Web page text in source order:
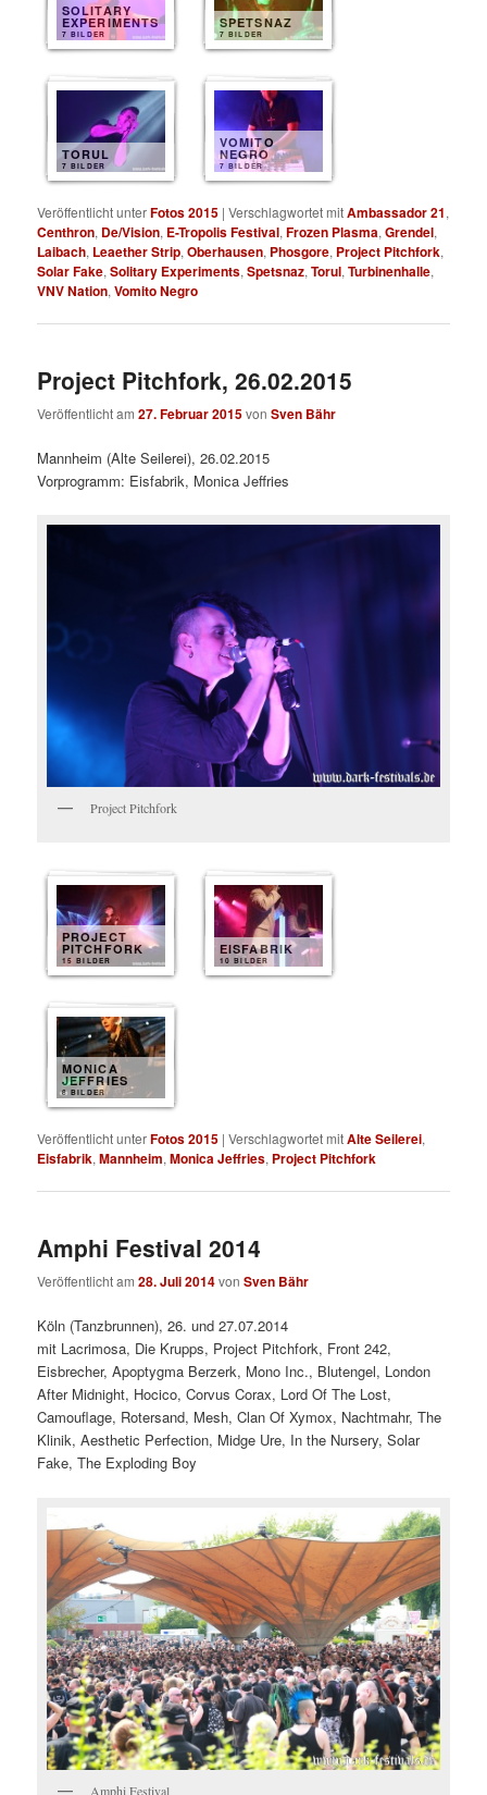
SOLITARY
EXPERIMENTS
7 BILDER
SPETSNAZ
7 BILDER
TORUL
7 BILDER
VOMITO
NEGRO
7 BILDER
Veröffentlicht unterFotos 2015 |Verschlagwortet mitAmbassador 21,
Centhron, De/Vision, E-Tropolis Festival,Frozen Plasma,Grendel,
Laibach, Leaether Strip,Oberhausen, Phosgore, Project Pitchfork,
Solar Fake,Solitary Experiments,Spetsnaz,Torul,Turbinenhalle,
VNV Nation,Vomito Negro
Project Pitchfork, 26.02.2015
Veröffentlicht am27. Februar 2015vonSven Bähr
Mannheim (Alte Seilerei), 26.02.2015
Vorprogramm: Eisfabrik, Monica Jeffries
Project Pitchfork
PROJECT
PITCHFORK
15 BILDER
EISFABRIK
10 BILDER
MONICA
JEFFRIES
8 BILDER
Veröffentlicht unterFotos 2015 |Verschlagwortet mitAlte Seilerei,
Eisfabrik,Mannheim,Monica Jeffries, Project Pitchfork
Amphi Festival 2014
Veröffentlicht am28. Juli 2014vonSven Bähr
Köln (Tanzbrunnen), 26. und 27.07.2014
mit Lacrimosa, Die Krupps, Project Pitchfork, Front 242,
Eisbrecher, Apoptygma Berzerk, Mono Inc., Blutengel, London
After Midnight, Hocico, Corvus Corax, Lord Of The Lost,
Camouflage, Rotersand, Mesh, Clan Of Xymox, Nachtmahr, The
Klinik, Aesthetic Perfection, Midge Ure, In the Nursery, Solar
Fake, The Exploding Boy
Amphi Festival